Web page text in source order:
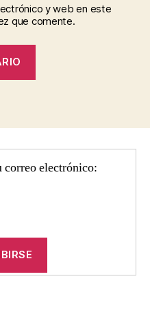
y web en este
que comente.
correo electrónico: